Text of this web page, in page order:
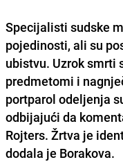
Specijalisti sudske
pojedinosti, ali su
ubistvu. Uzrok smrti
predmetomi i
portparol odeljenja
odbijajući da
Rojters. Žrtva je
dodala je Borakova.